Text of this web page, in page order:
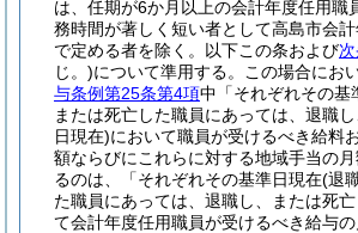
は、任期が6か月以上の会計年度任用職
務時間が著しく短い者として高島市会
で定める者を除く。以下この条および
じ。)について準用する。 この場合にお
与条例第25条第4項中「それぞれその基
または死亡した職員にあっては、退職
日現在)において職員が受けるべき給料
額ならびにこれらに対する地域手当の
るのは、「それぞれその基準日現在(退
た職員にあっては、退職し、または死
て会計年度任用職員が受けるべき給与